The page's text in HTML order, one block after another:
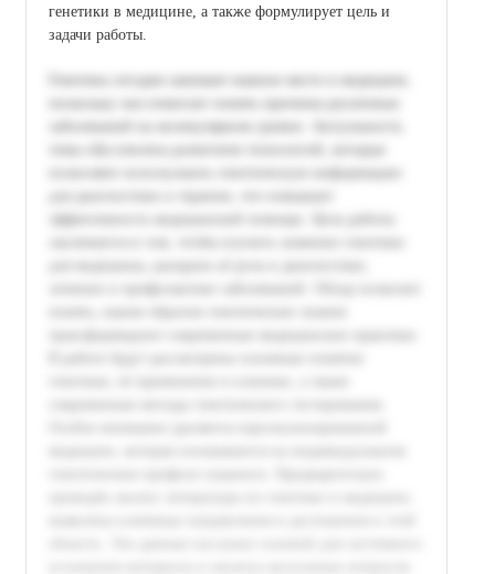
генетики в медицине, а также формулирует цель и
задачи работы.